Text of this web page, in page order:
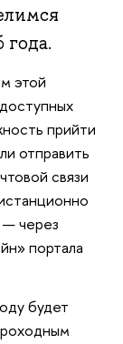
этой
прийти
отправить
связи
через
портала
будет